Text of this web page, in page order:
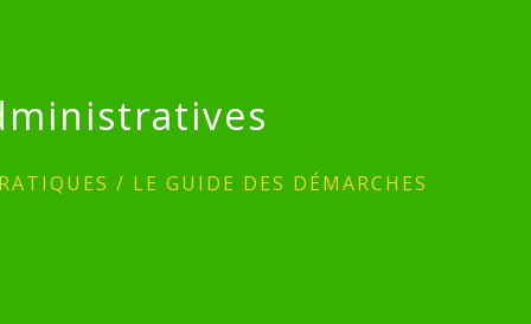
/ LE GUIDE DES DÉMARCHES